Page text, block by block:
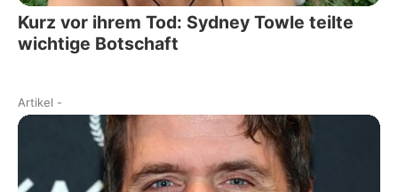
Kurz vor ihrem Tod: Sydney Towle teilte
wichtige Botschaft
Artikel -